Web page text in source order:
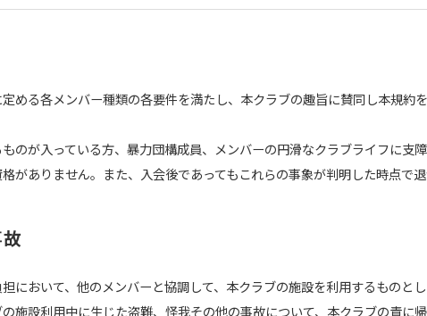
める各メンバー種類の各要件を満たし、本クラブの趣旨に賛同し本規約
のが入っている方、暴力団構成員、メンバーの円滑なクラブライフに支
がありません。また、入会後であってもこれらの事象が判明した時点で退
において、他のメンバーと協調して、本クラブの施設を利用するものとし
施設利用中に生じた盗難、怪我その他の事故について、本クラブの責に